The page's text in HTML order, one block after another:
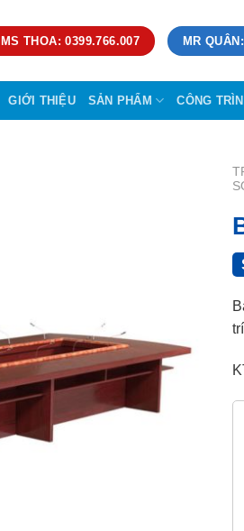
MS THOA: 0399.766.007 MR
GIỚI THIỆU SẢN PHẨM CÔNG